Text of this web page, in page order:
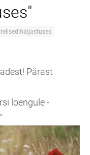
haljastuses
Pärast
loengule -